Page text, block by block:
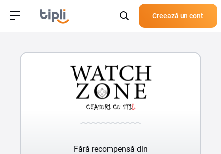
Creează un cont
Fără recompensă din